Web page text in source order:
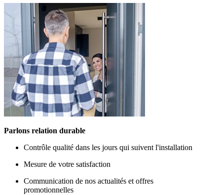
Parlons relation durable
Contrôle qualité dans les jours qui suivent l'installation
Mesure de votre satisfaction
Communication de nos actualités et offres
promotionnelles